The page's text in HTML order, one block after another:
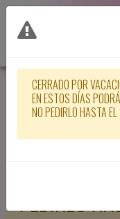
CERRADO
DE JULIO
ESTOS
PEDIRLO
CERRADO POR
EN ESTOS DÍAS
NO PEDIRLO HASTA